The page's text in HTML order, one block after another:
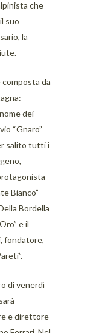
che
suo
la
composta da
dei
“Gnaro”
salito tutti i
Bianco”
Bordella
e il
fondatore,
di venerdì
e direttore